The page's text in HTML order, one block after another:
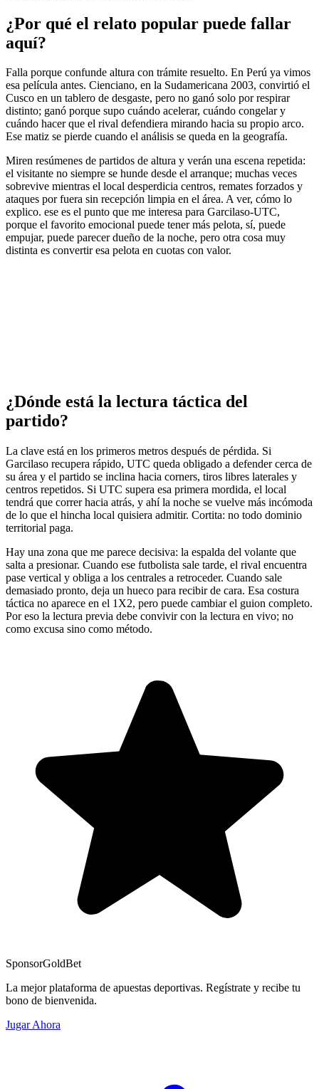
¿Por qué el relato popular puede fallar
aquí?
Falla porque confunde altura con trámite resuelto. En Perú ya vimos
esa película antes. Cienciano, en la Sudamericana 2003, convirtió el
Cusco en un tablero de desgaste, pero no ganó solo por respirar
distinto; ganó porque supo cuándo acelerar, cuándo congelar y
cuándo hacer que el rival defendiera mirando hacia su propio arco.
Ese matiz se pierde cuando el análisis se queda en la geografía.
Miren resúmenes de partidos de altura y verán una escena repetida:
el visitante no siempre se hunde desde el arranque; muchas veces
sobrevive mientras el local desperdicia centros, remates forzados y
ataques por fuera sin recepción limpia en el área. A ver, cómo lo
explico. ese es el punto que me interesa para Garcilaso-UTC,
porque el favorito emocional puede tener más pelota, sí, puede
empujar, puede parecer dueño de la noche, pero otra cosa muy
distinta es convertir esa pelota en cuotas con valor.
¿Dónde está la lectura táctica del
partido?
La clave está en los primeros metros después de pérdida. Si
Garcilaso recupera rápido, UTC queda obligado a defender cerca de
su área y el partido se inclina hacia corners, tiros libres laterales y
centros repetidos. Si UTC supera esa primera mordida, el local
tendrá que correr hacia atrás, y ahí la noche se vuelve más incómoda
de lo que el hincha local quisiera admitir. Cortita: no todo dominio
territorial paga.
Hay una zona que me parece decisiva: la espalda del volante que
salta a presionar. Cuando ese futbolista sale tarde, el rival encuentra
pase vertical y obliga a los centrales a retroceder. Cuando sale
demasiado pronto, deja un hueco para recibir de cara. Esa costura
táctica no aparece en el 1X2, pero puede cambiar el guion completo.
Por eso la lectura previa debe convivir con la lectura en vivo; no
como excusa sino como método.
SponsorGoldBet
La mejor plataforma de apuestas deportivas. Regístrate y recibe tu
bono de bienvenida.
Jugar Ahora